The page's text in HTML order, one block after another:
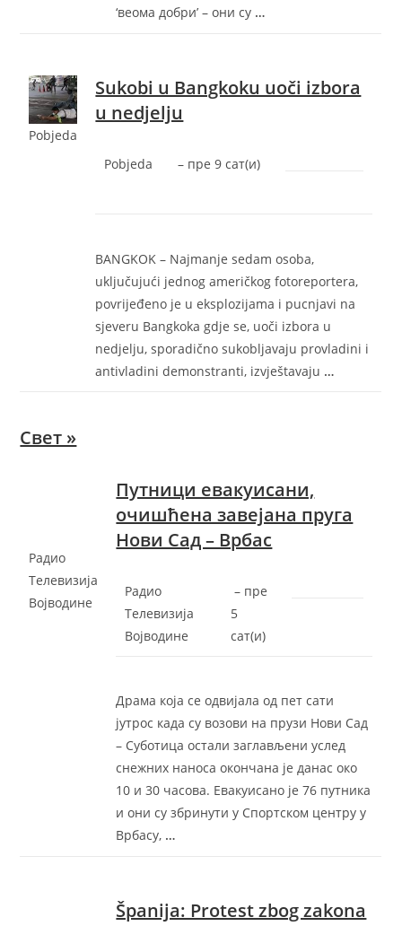
‘веома добри’ – они су …
Pobjeda
Sukobi u Bangkoku uoči izbora
u nedjelju
Pobjeda – ‎пре 9 сат(и)‎
BANGKOK – Najmanje sedam osoba,
uključujući jednog američkog fotoreportera,
povrijeđeno je u eksplozijama i pucnjavi na
sjeveru Bangkoka gdje se, uoči izbora u
nedjelju, sporadično sukobljavaju provladini i
antivladini demonstranti, izvještavaju …
Свет »
Радио
Телевизија
Војводине
Путници евакуисани,
очишћена завејана пруга
Нови Сад – Врбас
Радио
Телевизија
Војводине
– ‎пре
5
сат(и)‎
Драма која се одвијала од пет сати
јутрос када су возови на прузи Нови Сад
– Суботица остали заглављени услед
снежних наноса окончана је данас око
10 и 30 часова. Евакуисано је 76 путника
и они су збринути у Спортском центру у
Врбасу, …
Španija: Protest zbog zakona